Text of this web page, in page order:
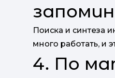
Поиска и синтеза
много работать, и
4. По